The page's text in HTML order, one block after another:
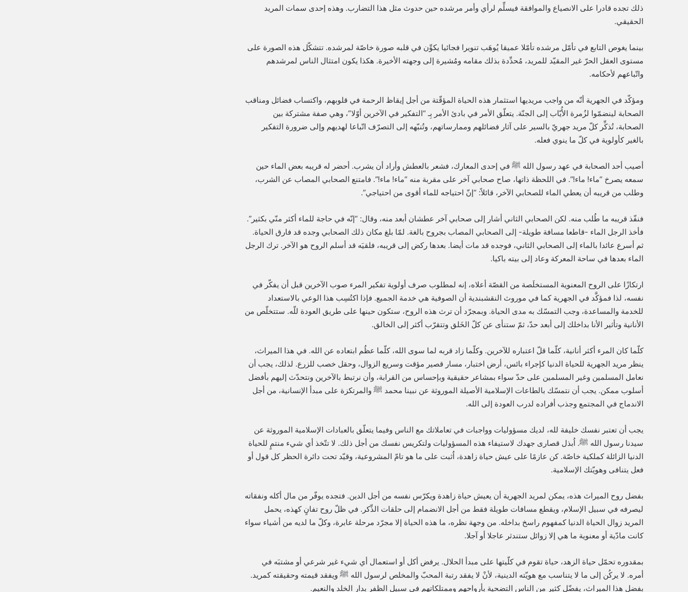
ذلك تجده قادرا على الانصياع والموافقة فيسلِّم لرأي وأمر مرشده حين حدوث مثل هذا التضارب. وهذه إحدى سمات المريد
الحقيقي.
بينما يغوص التابع في تأمّل مرشده تأمّلا عميقا يُوهَب تنويرا فجائيا يكوِّن في قلبه صورة خاصّة لمرشده. تتشكّل هذه الصورة على
مستوى العقل الحرّ غير المقيّد للمريد، مُحدِّدة بذلك مقامه ومُشيرة إلى وجهته الأخيرة. هكذا يكون امتثال الناس لمرشدهم
واتّباعهم لأحكامه.
ومؤكّد في الجهرية أنّه من واجب مريديها استثمار هذه الحياة المؤقّتة من أجل إيقاظ الرحمة في قلوبهم، واكتساب فضائل ومناقب
الصحابة لينضمّوا لزُمرة الأُيّاب إلى الجنّة. يتعلّق الأمر في بادئ الأمر بِـ “التفكير في الآخرين أوّلا”، وهي صفة مشتركة بين
الصحابة، تُذكِّر كلّ مريد جهريّ بالسير على آثار فضائلهم وممارساتهم، وتُنبّهه إلى التصرّف اتّباعا لهديهم وإلى ضرورة التفكير
بالغير كأولوية في كلّ ما ينوي فعله.
أصيب أحد الصحابة في عهد رسول الله ﷺ في إحدى المعارك، فشعر بالعطش وأراد أن يشرب. أحضر له قريبه بعض الماء حين
سمعه يصرخ “ماء! ماء!”. في اللحظة ذاتها، صاح صحابي آخر على مقربة منه “ماء! ماء!”. فامتنع الصحابي المصاب عن الشرب،
وطلب من قريبه أن يعطي الماء للصحابي الآخر، قائلاً: “إنّ احتياجه للماء أقوى من احتياجي”.
فنفّذ قريبه ما طُلب منه. لكن الصحابي الثاني أشار إلى صحابي آخر عطشان أبعد منه، وقال: “إنّه في حاجة للماء أكثر منّي بكثير”.
فأخذ الرجل الماء -قاطعا مسافة طويلة- إلى الصحابي المصاب بجروح بالغة. لمّا بلغ مكان ذلك الصحابي وجده قد فارق الحياة.
ثم أسرع عائدا بالماء إلى الصحابي الثاني، فوجده قد مات أيضا. بعدها ركض إلى قريبه، فلقيَه قد أسلم الروح هو الآخر. ترك الرجل
الماء بعدها في ساحة المعركة وعاد إلى بيته باكيا.
ارتكازًا على الروح المعنوية المستخلَصة من القصّة أعلاه، إنه لمطلوب صرف أولوية تفكير المرء صوب الآخرين قبل أن يفكّر في
نفسه، لذا فمؤكَّد في الجهرية كما في موروث النقشبندية أن الصوفية هي خدمة الجميع. فإذا اكتُسِب هذا الوعي بالاستعداد
للخدمة والمساعدة، وجب التمسّك به مدى الحياة. وبمجرّد أن ترث هذه الروح، ستكون حينها على طريق العودة للّه. ستتخلّص من
الأنانية وتأثير الأنا بداخلك إلى أبعد حدّ، ثمّ ستنأى عن كلّ الخَلق وتتقرّب أكثر إلى الخالق.
كلّما كان المرء أكثر أنانية، كلّما قلّ اعتباره للآخرين. وكلّما زاد قربه لما سوى الله، كلّما عظُم ابتعاده عن الله. في هذا الميراث،
ينظر مريد الجهرية للحياة الدنيا كإجراء بائس، أرض اختبار، مسار قصير مؤقت وسريع الزوال، وحقل خصب للزرع. لذلك، يجب أن
نعامل المسلمين وغير المسلمين على حدّ سواء بمشاعر حقيقية وبإحساس من القرابة، وأن نرتبط بالآخرين ونتحدّث إليهم بأفضل
أسلوب ممكن. يجب أن نتمسّك بالطاعات الإسلامية الأصيلة الموروثة عن نبينا محمد ﷺ والمرتكزة على مبدأ الإنسانية، من أجل
الاندماج في المجتمع وجذب أفراده لدرب العودة إلى الله.
يجب أن تعتبر نفسك خليفة لله، لديك مسؤوليات وواجبات في تعاملاتك مع الناس وفيما يتعلّق بالعبادات الإسلامية الموروثة عن
سيدنا رسول الله ﷺ. اُبذل قصارى جهدك لاستيفاء هذه المسؤوليات ولتكريس نفسك من أجل ذلك. لا تتّخذ أي شيء منتمٍ للحياة
الدنيا الزائلة كملكية خاصّة. كن عازمًا على عيش حياة زاهدة، اُثبت على ما هو تامّ المشروعية، وقيّد تحت دائرة الحظر كل قول أو
فعل يتنافى وهويّتك الإسلامية.
بفضل روح الميراث هذه، يمكن لمريد الجهرية أن يعيش حياة زاهدة ويكرّس نفسه من أجل الدين. فتجده يوفّر من مال أكله ونفقاته
ليصرفه في سبيل الإسلام، ويقطع مسافات طويلة فقط من أجل الانضمام إلى حلقات الذِّكر. في ظلّ روح تفانٍ كهذه، يحمل
المريد زوال الحياة الدنيا كمفهوم راسخ بداخله. من وجهة نظره، ما هذه الحياة إلا مجرّد مرحلة عابرة، وكلّ ما لديه من أشياء سواء
كانت مادّية أو معنوية ما هي إلا زوائل ستندثر عاجلا أو آجلا.
بمقدوره تحمّل حياة الزهد، حياة تقوم في كلّيتها على مبدأ الحلال. يرفض أكل أو استعمال أي شيء غير شرعي أو مشتبَه في
أمره. لا يركُن إلى ما لا يتناسب مع هويّته الدينية، لأنْ لا يفقد رتبة المحبّ والمخلص لرسول الله ﷺ ويفقد قيمته وحقيقته كمريد.
بفضل هذا الميراث، يفضّل كثير من الناس التضحية بأرواحهم وممتلكاتهم في سبيل الظفر بدار الخلد والنعيم.